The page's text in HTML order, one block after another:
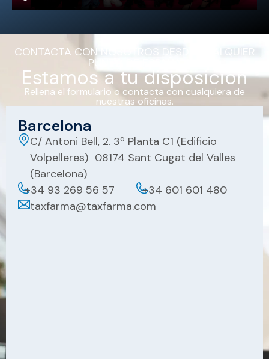
CONTACTA CON NOSOTROS DESDE CUALQUIER
PUNTO DE ESPAÑA
Estamos a tu disposición
Rellena el formulario o contacta con cualquiera de
nuestras oficinas.
Barcelona
C/ Antoni Bell, 2. 3ª Planta C1 (Edificio
Volpelleres) 08174 Sant Cugat del Valles
(Barcelona)
+34 93 269 56 57
+34 601 601 480
taxfarma@taxfarma.com